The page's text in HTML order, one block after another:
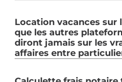
Location vacances sur
que les autres
diront jamais sur les
affaires entre